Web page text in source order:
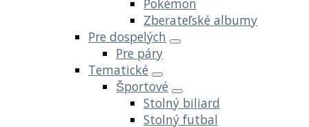
Pokémon
Zberateľské albumy
Pre dospelých
Pre páry
Tematické
Športové
Stolný biliard
Stolný futbal